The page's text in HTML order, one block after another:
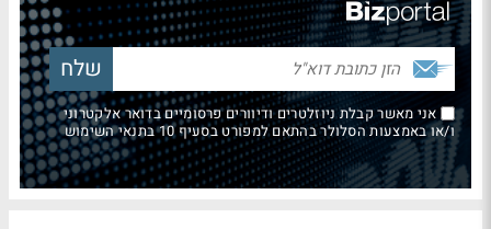
אני מאשר קבלת ניוזלטרים ודיוורים פרסומיים בדואר אלקטרוני
ו/או באמצעות הסלולר בהתאם למפורט בסעיף 10 בתנאי השימוש